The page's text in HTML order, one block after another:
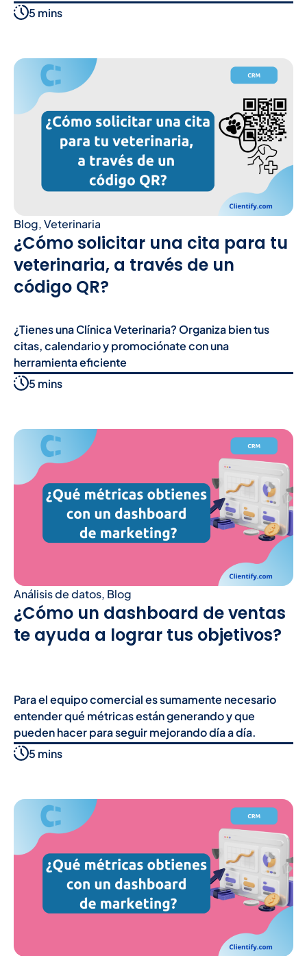
5 mins
Blog,Veterinaria
¿Cómo solicitar una cita para tu
veterinaria, a través de un
código QR?
¿Tienes una Clínica Veterinaria? Organiza bien tus
citas, calendario y promociónate con una
herramienta eficiente
5 mins
Análisis de datos, Blog
¿Cómo un dashboard de ventas
te ayuda a lograr tus objetivos?
Para el equipo comercial es sumamente necesario
entender qué métricas están generando y que
pueden hacer para seguir mejorando día a día.
5 mins